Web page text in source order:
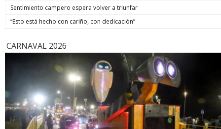
Sentimiento campero espera volver a triunfar
“Esto está hecho con cariño, con dedicación”
CARNAVAL 2026